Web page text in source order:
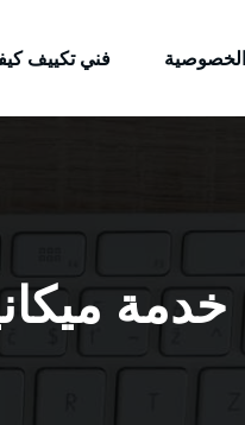
فني تكييف